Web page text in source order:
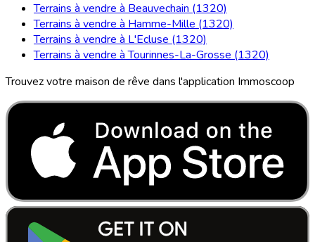
Terrains à vendre à Beauvechain (1320)
Terrains à vendre à Hamme-Mille (1320)
Terrains à vendre à L'Ecluse (1320)
Terrains à vendre à Tourinnes-La-Grosse (1320)
Trouvez votre maison de rêve dans l'application Immoscoop